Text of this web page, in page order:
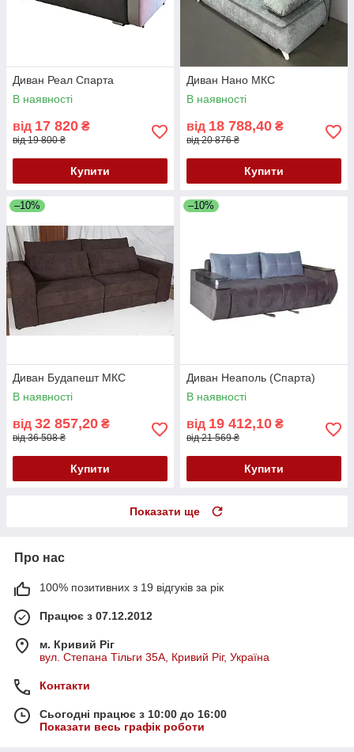
Диван Реал Спарта
В наявності
від 17 820 ₴
від 19 800 ₴
Купити
Диван Нано МКС
В наявності
від 18 788,40 ₴
від 20 876 ₴
Купити
–10%
Диван Будапешт МКС
В наявності
від 32 857,20 ₴
від 36 508 ₴
Купити
–10%
Диван Неаполь (Спарта)
В наявності
від 19 412,10 ₴
від 21 569 ₴
Купити
Показати ще
Про нас
100% позитивних з 19 відгуків за рік
Працює з 07.12.2012
м. Кривий Ріг
вул. Степана Тільги 35А, Кривий Ріг, Україна
Контакти
Сьогодні працює з 10:00 до 16:00
Показати весь графік роботи